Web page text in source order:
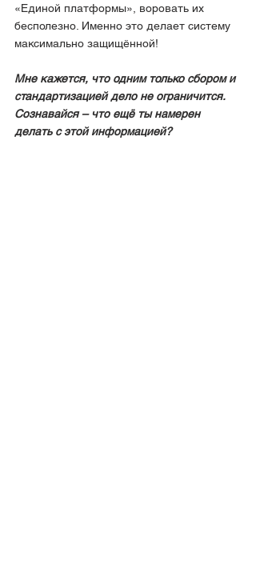
«Единой платформы», воровать их
бесполезно. Именно это делает систему
максимально защищённой!
Мне кажется, что одним только сбором и
стандартизацией дело не ограничится.
Сознавайся – что ещё ты намерен
делать с этой информацией?